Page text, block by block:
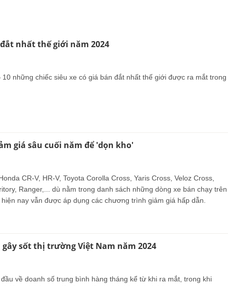
nhất thế giới năm 2024
những chiếc siêu xe có giá bán đắt nhất thế giới được ra mắt trong
giá sâu cuối năm để 'dọn kho'
CR-V, HR-V, Toyota Corolla Cross, Yaris Cross, Veloz Cross,
Ranger,... dù nằm trong danh sách những dòng xe bán chạy trên
nay vẫn được áp dụng các chương trình giảm giá hấp dẫn.
gây sốt thị trường Việt Nam năm 2024
về doanh số trung bình hàng tháng kể từ khi ra mắt, trong khi